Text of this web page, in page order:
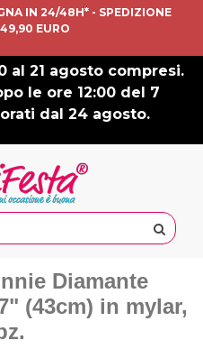
IN 24/48H* - SPEDIZIONE
EURO
al 21 agosto compresi.
le ore 12:00 del 7
dal 24 agosto.
Diamante
(43cm) in mylar,